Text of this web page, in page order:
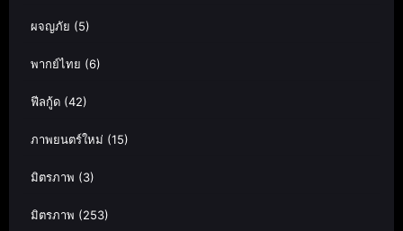
ผจญภัย (5)
พากย์ไทย (6)
ฟีลกู้ด (42)
ภาพยนตร์ใหม่ (15)
มิตรภาพ (3)
มิตรภาพ (253)